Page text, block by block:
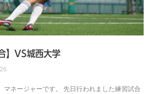
】VS城西大学
マネージャーです。 先日行われました練習試合